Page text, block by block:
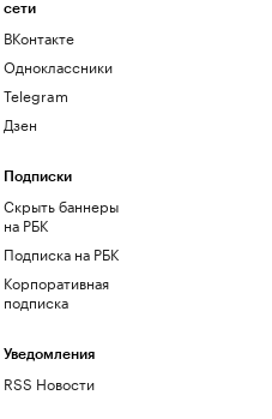
сети
ВКонтакте
Одноклассники
Telegram
Дзен
Подписки
Скрыть баннеры
на РБК
Подписка на РБК
Корпоративная
подписка
Уведомления
RSS Новости